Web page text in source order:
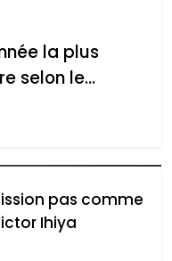
la plus
selon le
contre
ET RÉSILIENTE :
JE REVENDIQUE
par Thérèse
pas comme
Ihiya